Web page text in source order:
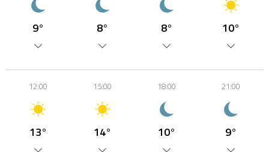
9° 8° 8° 10°
12:00
13°
15:00
14°
18:00
10°
21:00
9°